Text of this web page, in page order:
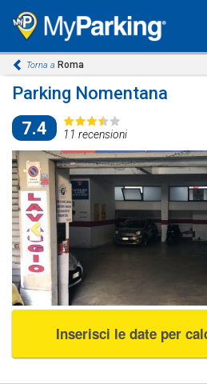
Torna a Roma
Parking Nomentana
7.4
11 recensioni
Previous
Inserisci le date per